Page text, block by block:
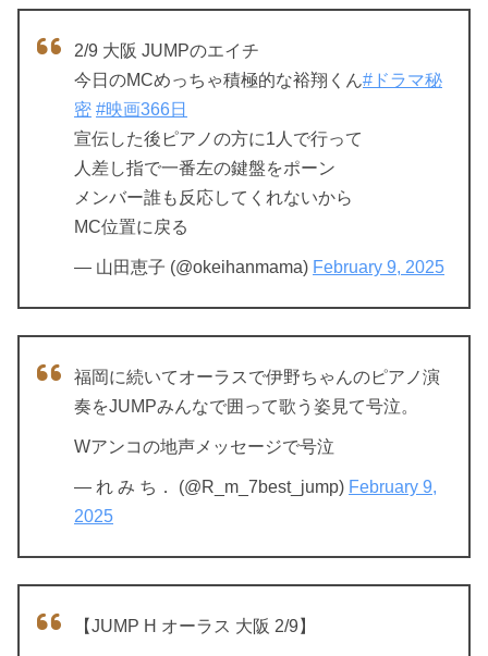
2/9 大阪 JUMPのエイチ
今日のMCめっちゃ積極的な裕翔くん#ドラマ秘
密 #映画366日
宣伝した後ピアノの方に1人で行って
人差し指で一番左の鍵盤をポーン
メンバー誰も反応してくれないから
MC位置に戻る
— 山田恵子 (@okeihanmama) February 9, 2025
福岡に続いてオーラスで伊野ちゃんのピアノ演
奏をJUMPみんなで囲って歌う姿見て号泣。
Wアンコの地声メッセージで号泣
— れ み ち． (@R_m_7best_jump) February 9,
2025
【JUMP H オーラス 大阪 2/9】